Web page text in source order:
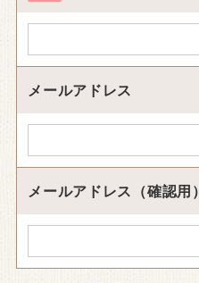
メールアドレス
メールアドレス（確認用）